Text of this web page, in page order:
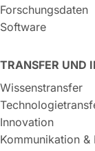
Forschungsdaten
Software
TRANSFER UND
Wissenstransfer
Innovation
Kommunikation &